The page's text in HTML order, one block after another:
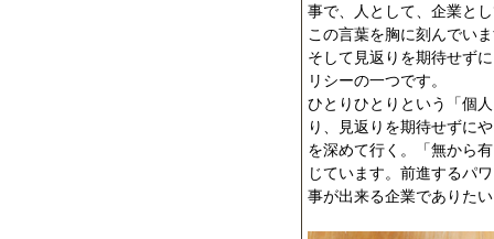
事で、人として、企業と
この言葉を胸に刻んでい
そして見返りを期待せず
リシーの一つです。
ひとりひとりという「個
り、見返りを期待せずに
を深めて行く。「無から
じています。前進するパ
事が出来る企業でありた